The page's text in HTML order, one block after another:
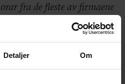
Detaljer Om
fra de fleste av firmaene
legemidler. John Anker
har mottatt
og Helse Sør-